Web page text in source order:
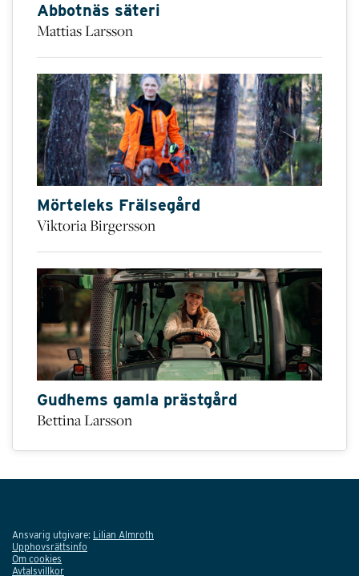
Abbotnäs säteri
Mattias Larsson
Mörteleks Frälsegård
Viktoria Birgersson
Gudhems gamla prästgård
Bettina Larsson
Ansvarig utgivare: Lilian Almroth
Upphovsrättsinfo
Om cookies
Avtalsvillkor